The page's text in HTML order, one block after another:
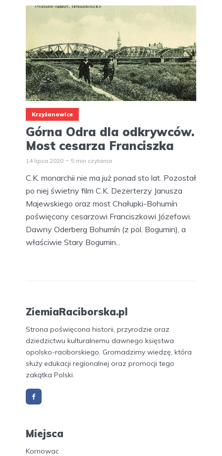
Krzyżanowice
Górna Odra dla odkrywców.
Most cesarza Franciszka
14 lipca 2020 5 min czytania
C.K. monarchii nie ma już ponad sto lat. Pozostał
po niej świetny film C.K. Dezerterzy Janusza
Majewskiego oraz most Chałupki-Bohumín
poświęcony cesarzowi Franciszkowi Józefowi.
Dawny Oderberg Bohumín (z pol. Bogumin), a
właściwie Stary Bogumin...
ZiemiaRaciborska.pl
Strona poświęcona historii, przyrodzie oraz
dziedzictwu kulturalnemu dawnego księstwa
opolsko-raciborskiego. Gromadzimy wiedzę, która
służy edukacji regionalnej oraz promocji tego
zakątka Polski.
Miejsca
Kornowac